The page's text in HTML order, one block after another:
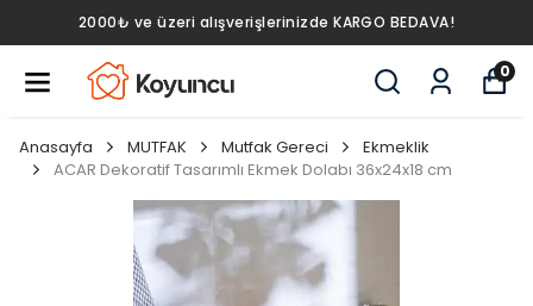
2000₺ ve üzeri alışverişlerinizde KARGO BEDAVA!
0
Anasayfa MUTFAK Mutfak Gereci
Ekmeklik
ACAR Dekoratif Tasarımlı Ekmek Dolabı 36x24x18 cm